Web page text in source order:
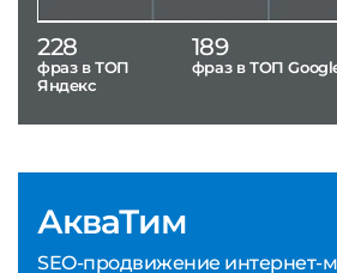
АкваТим
SEO-продвижение интернет-
228
фраз в ТОП
Яндекс
189
фраз в ТОП